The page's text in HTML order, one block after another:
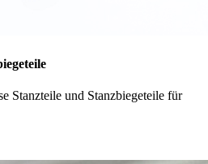
Stanzteile und Stanzbiegeteile für